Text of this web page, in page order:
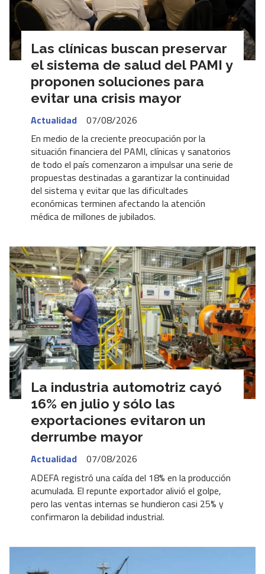
Las clínicas buscan preservar
el sistema de salud del PAMI y
proponen soluciones para
evitar una crisis mayor
Actualidad
07/08/2026
En medio de la creciente preocupación por la
situación financiera del PAMI, clínicas y sanatorios
de todo el país comenzaron a impulsar una serie de
propuestas destinadas a garantizar la continuidad
del sistema y evitar que las dificultades
económicas terminen afectando la atención
médica de millones de jubilados.
La industria automotriz cayó
16% en julio y sólo las
exportaciones evitaron un
derrumbe mayor
Actualidad
07/08/2026
ADEFA registró una caída del 18% en la producción
acumulada. El repunte exportador alivió el golpe,
pero las ventas internas se hundieron casi 25% y
confirmaron la debilidad industrial.